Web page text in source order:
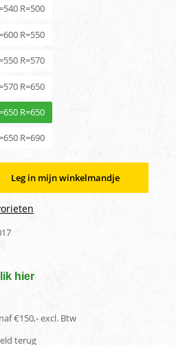
R=500
R=550
R=570
R=650
R=650
R=690
Leg in mijn winkelmandje
hier
€150,- excl. Btw
terug